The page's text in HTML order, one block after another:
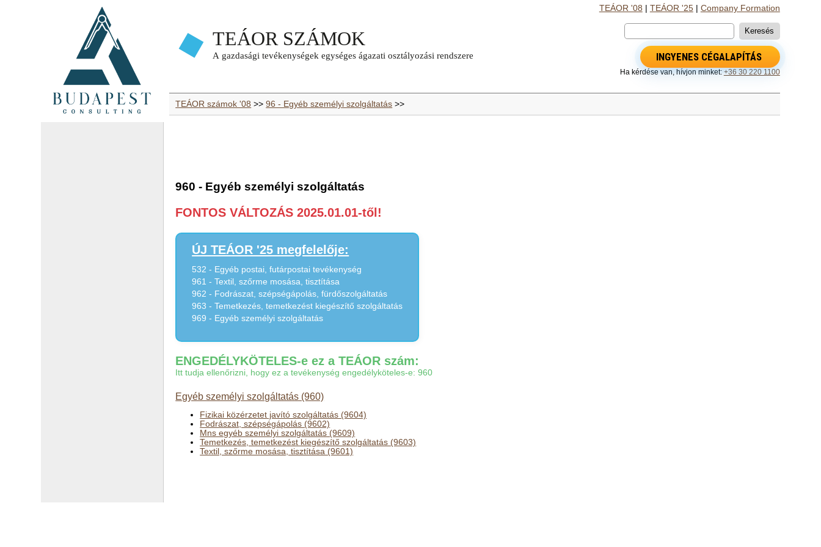
TEÁOR '08 TEÁOR '25| Company Formation
INGYENES CÉGALAPÍTÁS
Ha kérdése van, hívjon minket: +36 30 220 1100
TEÁOR számok '08 >>96 - Egyéb személyi szolgáltatás >>
960 - Egyéb személyi szolgáltatás
FONTOS VÁLTOZÁS 2025.01.01-től!
ÚJ TEÁOR '25 megfelelője:
532 - Egyéb postai, futárpostai tevékenység
961 - Textil, szőrme mosása, tisztítása
962 - Fodrászat, szépségápolás, fürdőszolgáltatás
963 - Temetkezés, temetkezést kiegészítő szolgáltatás
969 - Egyéb személyi szolgáltatás
ENGEDÉLYKÖTELES-e ez a TEÁOR szám:
Itt tudja ellenőrizni, hogy ez a tevékenység engedélyköteles-e: 960
Egyéb személyi szolgáltatás (960)
Fizikai közérzetet javító szolgáltatás (9604)
Fodrászat, szépségápolás (9602)
Mns egyéb személyi szolgáltatás (9609)
Temetkezés, temetkezést kiegészítő szolgáltatás (9603)
Textil, szőrme mosása, tisztítása (9601)